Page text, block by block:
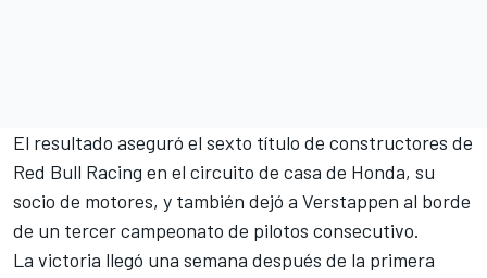
El resultado aseguró el sexto título de constructores de
Red Bull Racing en el circuito de casa de Honda, su
socio de motores, y también dejó a Verstappen al borde
de un tercer campeonato de pilotos consecutivo.
La victoria llegó una semana después de la primera